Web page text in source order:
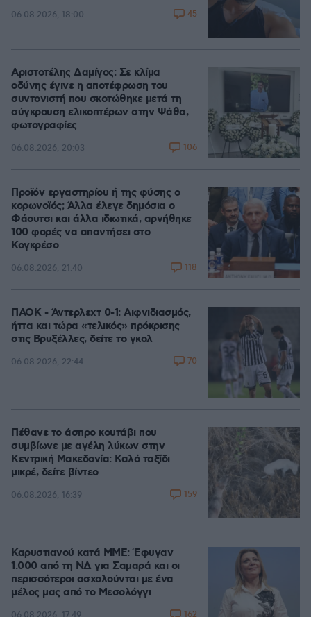
06.08.2026, 18:00 45
Αριστοτέλης Δαμίγος: Σε κλίμα
οδύνης έγινε η αποτέφρωση του
συντονιστή που σκοτώθηκε μετά τη
σύγκρουση ελικοπτέρων στην Ψάθα,
φωτογραφίες
06.08.2026, 20:03 106
Προϊόν εργαστηρίου ή της φύσης ο
κορωνοϊός; Άλλα έλεγε δημόσια ο
Φάουτσι και άλλα ιδιωτικά, αρνήθηκε
100 φορές να απαντήσει στο
Κογκρέσο
06.08.2026, 21:40 118
ΠΑΟΚ - Άντερλεχτ 0-1: Αιφνιδιασμός,
ήττα και τώρα «τελικός» πρόκρισης
στις Βρυξέλλες, δείτε το γκολ
06.08.2026, 22:44 70
Πέθανε το άσπρο κουτάβι που
συμβίωνε με αγέλη λύκων στην
Κεντρική Μακεδονία: Καλό ταξίδι
μικρέ, δείτε βίντεο
06.08.2026, 16:39 159
Καρυστιανού κατά ΜΜΕ: Έφυγαν
1.000 από τη ΝΔ για Σαμαρά και οι
περισσότεροι ασχολούνται με ένα
μέλος μας από το Μεσολόγγι
06.08.2026, 17:49 162